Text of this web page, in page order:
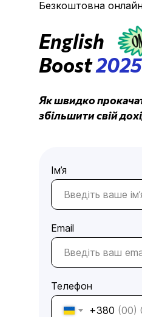
English
Boost2025
Як швидко
збільшити свій
Ім’я
Email
Телефон
+380
Безкоштовна